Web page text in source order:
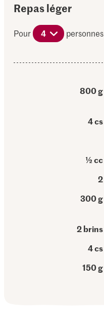
Repas léger
Pour 4 personnes
800 g
4 cs
½ cc
2
300 g
2 brins
4 cs
150 g